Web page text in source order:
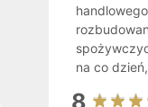
na co
8